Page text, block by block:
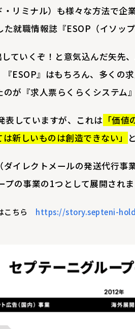
リミナル）も様々な方法で
就職情報誌『ESOP（イソップ
ていくぞ！と意気込んだ矢先、
ESOP』はもちろん、多くの
が『求人票らくらくシステム
表していますが、これは 「価
新しいものは創造できない」
イレクトメールの発送代行
の事業の1つとして展開されま
こちら https://story.septeni-